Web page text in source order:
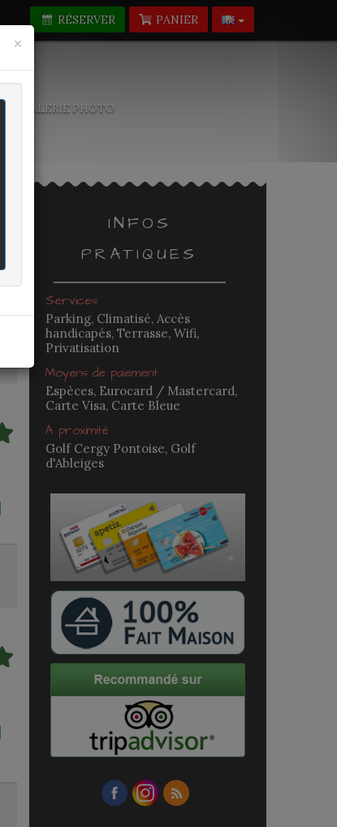
PANIER
RÉSERVER
GALERIE PHOTO
INFOS
PRATIQUES
Services
Parking, Climatisé, Accès
handicapés, Terrasse, Wifi,
Privatisation
Moyens de paiement
Espèces, Eurocard / Mastercard,
Carte Visa, Carte Bleue
À proximité
Golf Cergy Pontoise, Golf
d'Ableiges
× Fermer